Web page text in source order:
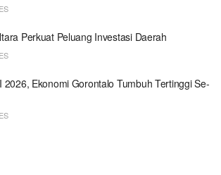
Perkuat Peluang Investasi Daerah
2026, Ekonomi Gorontalo Tumbuh Tertinggi Se-